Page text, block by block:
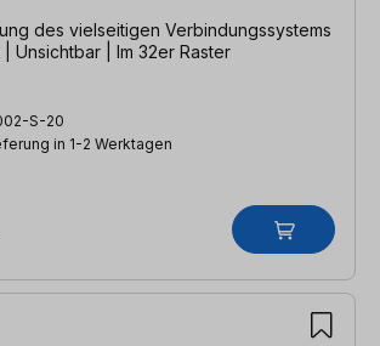
des vielseitigen Verbindungssystems
| Unsichtbar | Im 32er Raster
S-20
in 1-2 Werktagen